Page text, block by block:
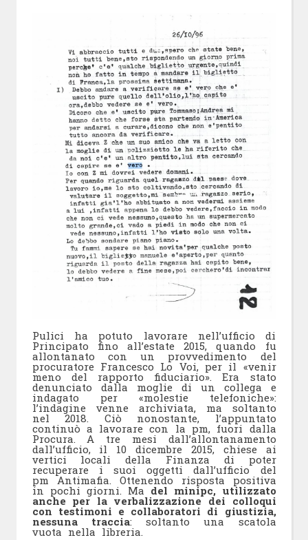
Pulici ha potuto lavorare nell’ufficio di
Principato fino all’estate 2015, quando fu
allontanato con un provvedimento del
procuratore Francesco Lo Voi, per il «venir
meno del rapporto fiduciario». Era stato
denunciato dalla moglie di un collega e
indagato per «molestie telefoniche»:
l’indagine venne archiviata, ma soltanto
nel 2018. Ciò nonostante, l’appuntato
continuò a lavorare con la pm, fuori dalla
Procura. A tre mesi dall’allontanamento
dall’ufficio, il 10 dicembre 2015, chiese ai
vertici locali della Finanza di poter
recuperare i suoi oggetti dall’ufficio del
pm Antimafia. Ottenendo risposta positiva
in pochi giorni. Ma del minipc, utilizzato
anche per la verbalizzazione dei colloqui
con testimoni e collaboratori di giustizia,
nessuna traccia: soltanto una scatola
vuota nella libreria.